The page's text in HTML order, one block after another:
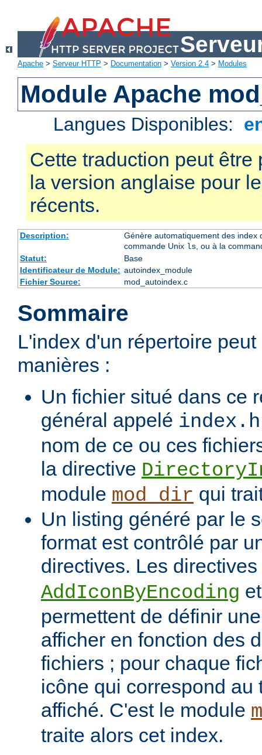
Apache > Serveur HTTP > Documentation > Version 2.4 > Modules
Module Apache
Langues Disponibles:
Cette traduction peut être
la version anglaise pour
récents.
Description:
Génère automatiquement des
commande Unix ls, ou à la
Statut:
Base
Identificateur de Module: autoindex_module
Fichier Source:
mod_autoindex.c
Sommaire
L'index d'un répertoire
manières :
Un fichier situé dans ce
général appelé
nom de ce ou ces
la directive
module mod_dir qui
Un listing généré par le
format est contrôlé par
directives. Les directives
AddIconByEncoding
permettent de définir
afficher en fonction des
fichiers ; pour chaque
icône qui correspond au
affiché. C'est le module
traite alors cet index.